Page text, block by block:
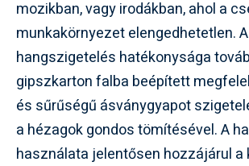
mozikban, vagy irodákban, ahol a
munkakörnyezet elengedhetetlen. A
hangszigetelés hatékonysága
gipszkarton falba beépített
és sűrűségű ásványgyapot
a hézagok gondos tömítésével. A
használata jelentősen hozzájárul